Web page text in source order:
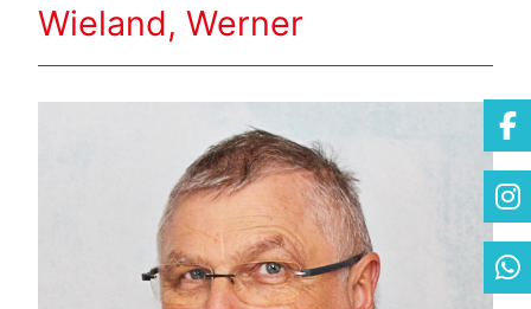
Wieland, Werner